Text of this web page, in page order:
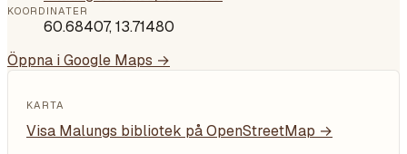
KOORDINATER
60.68407,13.71480
Öppna i Google Maps →
KARTA
Visa Malungs bibliotek på OpenStreetMap →